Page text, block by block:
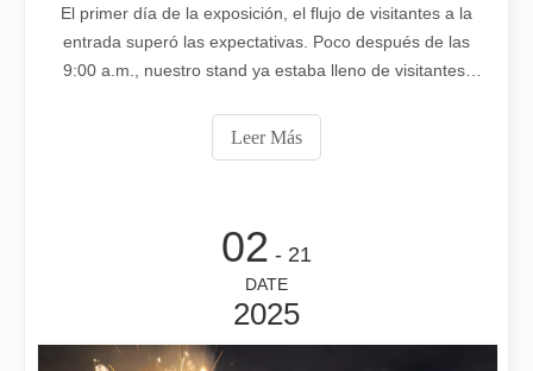
Los peligros de soldadura explicaban: cómo la soldadura por láser minimiza los riesgos
La soldadura es un proceso esencial en muchas industrias,
El primer día de la exposición, el flujo de visitantes a la
entrada superó las expectativas. Poco después de las
9:00 a.m., nuestro stand ya estaba lleno de visitantes,
empresarios dedicados a la producción de artesanías y
numerosos distribuidores de la industria que caminan
Leer Más
02 - 21
DATE
2025